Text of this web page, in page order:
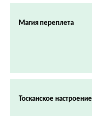
Магия переплета
Тосканское настроение